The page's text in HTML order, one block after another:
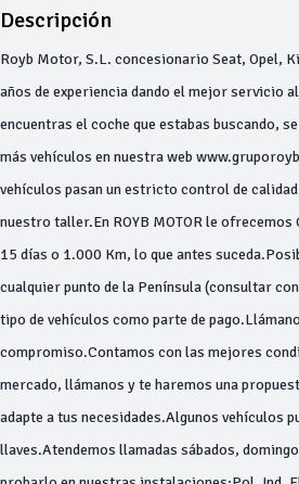
Descripción
Royb Motor, S.L. concesionario Seat, Opel,
años de experiencia dando el mejor servicio
encuentras el coche que estabas buscando,
más vehículos en nuestra web
vehículos pasan un estricto control de
nuestro taller.En ROYB MOTOR le
15 días o 1.000 Km, lo que antes
cualquier punto de la Península (consultar
tipo de vehículos como parte de
compromiso.Contamos con las mejores
mercado, llámanos y te haremos una
adapte a tus necesidades.Algunos vehículos
llaves.Atendemos llamadas sábados,